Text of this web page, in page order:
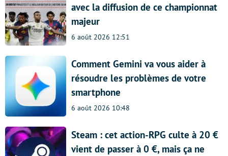
avec la diffusion de ce championnat
majeur
6 août 2026 12:51
Comment Gemini va vous aider à
résoudre les problèmes de votre
smartphone
6 août 2026 10:48
Steam : cet action-RPG culte à 20 €
vient de passer à 0 €, mais ça ne